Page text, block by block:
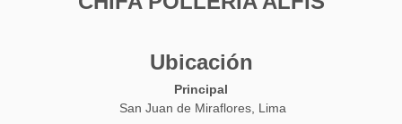
Ubicación
Principal
San Juan de Miraflores, Lima